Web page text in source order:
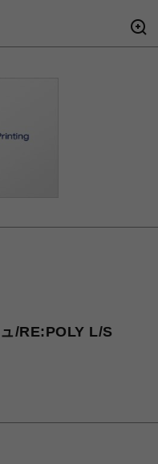
/RE:POLY L/S